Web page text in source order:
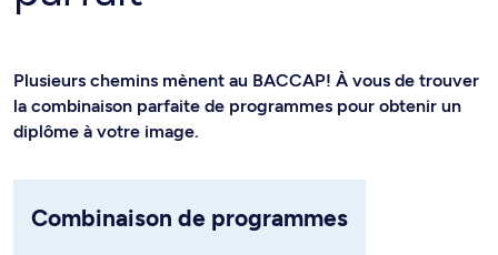
Plusieurs chemins mènent au BACCAP! À vous de trouver
la combinaison parfaite de programmes pour obtenir un
diplôme à votre image.
Combinaison de programmes